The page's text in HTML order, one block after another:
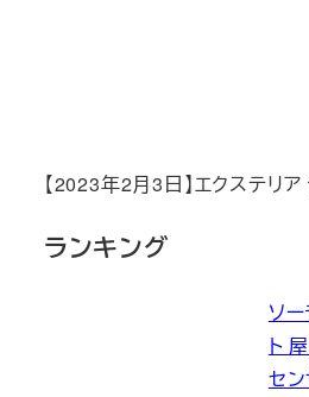
【2023年2月3日】エクステリ
ランキング
ソ
ト
セ